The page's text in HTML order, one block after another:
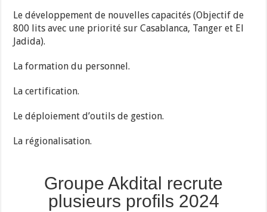
Le développement de nouvelles capacités (Objectif de
800 lits avec une priorité sur Casablanca, Tanger et El
Jadida).
La formation du personnel.
La certification.
Le déploiement d’outils de gestion.
La régionalisation.
Groupe Akdital recrute
plusieurs profils 2024